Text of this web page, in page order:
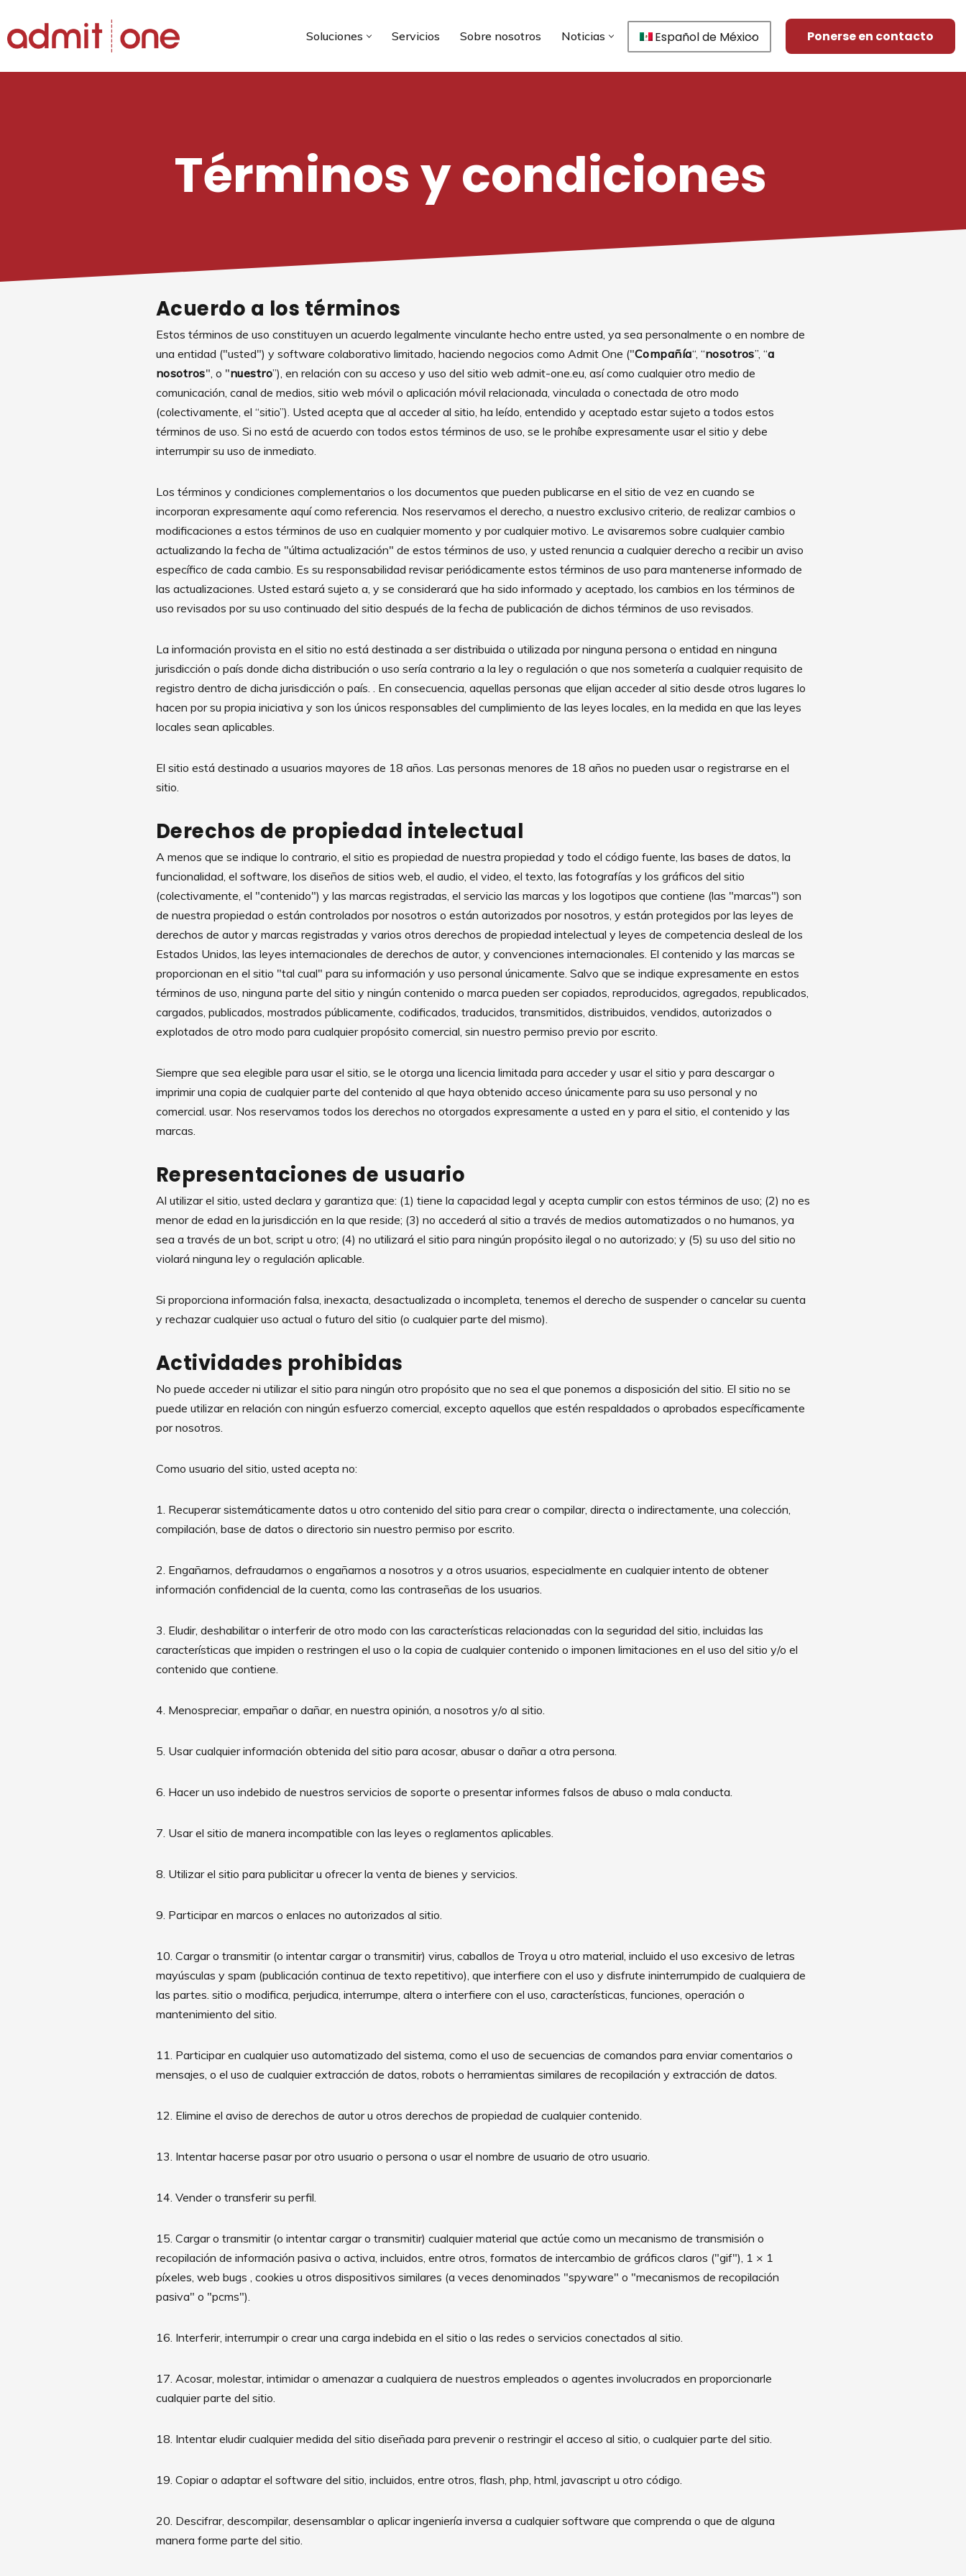
Saltar
Soluciones Servicios Sobre nosotros Noticias Español de México Ponerse en contacto
Términos y condiciones
Acuerdo a los términos
Estos términos de uso constituyen un acuerdo legalmente vinculante hecho entre usted, ya sea personalmente o en nombre de
una entidad ("usted") y software colaborativo limitado, haciendo negocios como Admit One ("Compañía“, “nosotros”, “a
nosotros", o "nuestro”), en relación con su acceso y uso del sitio web admit-one.eu, así como cualquier otro medio de
comunicación, canal de medios, sitio web móvil o aplicación móvil relacionada, vinculada o conectada de otro modo
(colectivamente, el “sitio”). Usted acepta que al acceder al sitio, ha leído, entendido y aceptado estar sujeto a todos estos
términos de uso. Si no está de acuerdo con todos estos términos de uso, se le prohíbe expresamente usar el sitio y debe
interrumpir su uso de inmediato.
Los términos y condiciones complementarios o los documentos que pueden publicarse en el sitio de vez en cuando se
incorporan expresamente aquí como referencia. Nos reservamos el derecho, a nuestro exclusivo criterio, de realizar cambios o
modificaciones a estos términos de uso en cualquier momento y por cualquier motivo. Le avisaremos sobre cualquier cambio
actualizando la fecha de "última actualización" de estos términos de uso, y usted renuncia a cualquier derecho a recibir un aviso
específico de cada cambio. Es su responsabilidad revisar periódicamente estos términos de uso para mantenerse informado de
las actualizaciones. Usted estará sujeto a, y se considerará que ha sido informado y aceptado, los cambios en los términos de
uso revisados por su uso continuado del sitio después de la fecha de publicación de dichos términos de uso revisados.
La información provista en el sitio no está destinada a ser distribuida o utilizada por ninguna persona o entidad en ninguna
jurisdicción o país donde dicha distribución o uso sería contrario a la ley o regulación o que nos sometería a cualquier requisito de
registro dentro de dicha jurisdicción o país. . En consecuencia, aquellas personas que elijan acceder al sitio desde otros lugares lo
hacen por su propia iniciativa y son los únicos responsables del cumplimiento de las leyes locales, en la medida en que las leyes
locales sean aplicables.
El sitio está destinado a usuarios mayores de 18 años. Las personas menores de 18 años no pueden usar o registrarse en el
sitio.
Derechos de propiedad intelectual
A menos que se indique lo contrario, el sitio es propiedad de nuestra propiedad y todo el código fuente, las bases de datos, la
funcionalidad, el software, los diseños de sitios web, el audio, el video, el texto, las fotografías y los gráficos del sitio
(colectivamente, el "contenido") y las marcas registradas, el servicio las marcas y los logotipos que contiene (las "marcas") son
de nuestra propiedad o están controlados por nosotros o están autorizados por nosotros, y están protegidos por las leyes de
derechos de autor y marcas registradas y varios otros derechos de propiedad intelectual y leyes de competencia desleal de los
Estados Unidos, las leyes internacionales de derechos de autor, y convenciones internacionales. El contenido y las marcas se
proporcionan en el sitio "tal cual" para su información y uso personal únicamente. Salvo que se indique expresamente en estos
términos de uso, ninguna parte del sitio y ningún contenido o marca pueden ser copiados, reproducidos, agregados, republicados,
cargados, publicados, mostrados públicamente, codificados, traducidos, transmitidos, distribuidos, vendidos, autorizados o
explotados de otro modo para cualquier propósito comercial, sin nuestro permiso previo por escrito.
Siempre que sea elegible para usar el sitio, se le otorga una licencia limitada para acceder y usar el sitio y para descargar o
imprimir una copia de cualquier parte del contenido al que haya obtenido acceso únicamente para su uso personal y no
comercial. usar. Nos reservamos todos los derechos no otorgados expresamente a usted en y para el sitio, el contenido y las
marcas.
Representaciones de usuario
Al utilizar el sitio, usted declara y garantiza que: (1) tiene la capacidad legal y acepta cumplir con estos términos de uso; (2) no es
menor de edad en la jurisdicción en la que reside; (3) no accederá al sitio a través de medios automatizados o no humanos, ya
sea a través de un bot, script u otro; (4) no utilizará el sitio para ningún propósito ilegal o no autorizado; y (5) su uso del sitio no
violará ninguna ley o regulación aplicable.
Si proporciona información falsa, inexacta, desactualizada o incompleta, tenemos el derecho de suspender o cancelar su cuenta
y rechazar cualquier uso actual o futuro del sitio (o cualquier parte del mismo).
Actividades prohibidas
No puede acceder ni utilizar el sitio para ningún otro propósito que no sea el que ponemos a disposición del sitio. El sitio no se
puede utilizar en relación con ningún esfuerzo comercial, excepto aquellos que estén respaldados o aprobados específicamente
por nosotros.
Como usuario del sitio, usted acepta no:
1. Recuperar sistemáticamente datos u otro contenido del sitio para crear o compilar, directa o indirectamente, una colección,
compilación, base de datos o directorio sin nuestro permiso por escrito.
2. Engañarnos, defraudarnos o engañarnos a nosotros y a otros usuarios, especialmente en cualquier intento de obtener
información confidencial de la cuenta, como las contraseñas de los usuarios.
3. Eludir, deshabilitar o interferir de otro modo con las características relacionadas con la seguridad del sitio, incluidas las
características que impiden o restringen el uso o la copia de cualquier contenido o imponen limitaciones en el uso del sitio y/o el
contenido que contiene.
4. Menospreciar, empañar o dañar, en nuestra opinión, a nosotros y/o al sitio.
5. Usar cualquier información obtenida del sitio para acosar, abusar o dañar a otra persona.
6. Hacer un uso indebido de nuestros servicios de soporte o presentar informes falsos de abuso o mala conducta.
7. Usar el sitio de manera incompatible con las leyes o reglamentos aplicables.
8. Utilizar el sitio para publicitar u ofrecer la venta de bienes y servicios.
9. Participar en marcos o enlaces no autorizados al sitio.
10. Cargar o transmitir (o intentar cargar o transmitir) virus, caballos de Troya u otro material, incluido el uso excesivo de letras
mayúsculas y spam (publicación continua de texto repetitivo), que interfiere con el uso y disfrute ininterrumpido de cualquiera de
las partes. sitio o modifica, perjudica, interrumpe, altera o interfiere con el uso, características, funciones, operación o
mantenimiento del sitio.
11. Participar en cualquier uso automatizado del sistema, como el uso de secuencias de comandos para enviar comentarios o
mensajes, o el uso de cualquier extracción de datos, robots o herramientas similares de recopilación y extracción de datos.
12. Elimine el aviso de derechos de autor u otros derechos de propiedad de cualquier contenido.
13. Intentar hacerse pasar por otro usuario o persona o usar el nombre de usuario de otro usuario.
14. Vender o transferir su perfil.
15. Cargar o transmitir (o intentar cargar o transmitir) cualquier material que actúe como un mecanismo de transmisión o
recopilación de información pasiva o activa, incluidos, entre otros, formatos de intercambio de gráficos claros ("gif"), 1 × 1
píxeles, web bugs , cookies u otros dispositivos similares (a veces denominados "spyware" o "mecanismos de recopilación
pasiva" o "pcms").
16. Interferir, interrumpir o crear una carga indebida en el sitio o las redes o servicios conectados al sitio.
17. Acosar, molestar, intimidar o amenazar a cualquiera de nuestros empleados o agentes involucrados en proporcionarle
cualquier parte del sitio.
18. Intentar eludir cualquier medida del sitio diseñada para prevenir o restringir el acceso al sitio, o cualquier parte del sitio.
19. Copiar o adaptar el software del sitio, incluidos, entre otros, flash, php, html, javascript u otro código.
20. Descifrar, descompilar, desensamblar o aplicar ingeniería inversa a cualquier software que comprenda o que de alguna
manera forme parte del sitio.